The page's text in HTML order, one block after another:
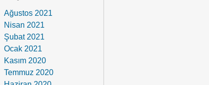
Ağustos 2021
Nisan 2021
Şubat 2021
Ocak 2021
Kasım 2020
Temmuz 2020